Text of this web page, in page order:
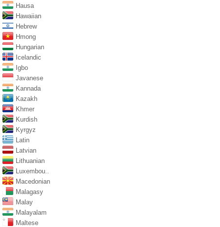
Hausa
Hawaiian
Hebrew
Hmong
Hungarian
Icelandic
Igbo
Javanese
Kannada
Kazakh
Khmer
Kurdish
Kyrgyz
Latin
Latvian
Lithuanian
Luxembou..
Macedonian
Malagasy
Malay
Malayalam
Maltese